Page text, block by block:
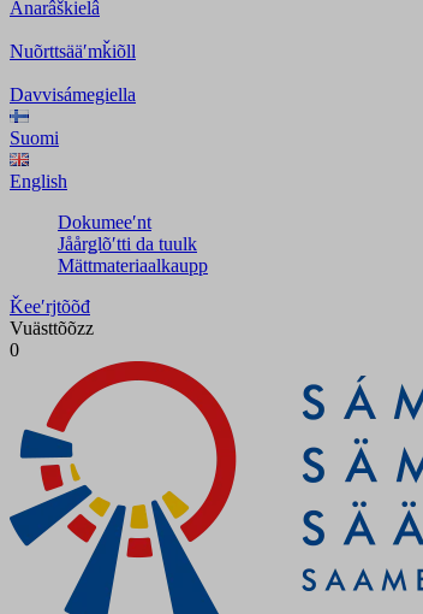
Anarâškielâ
Nuõrttsääʹmǩiõll
Davvisámegiella
Suomi
English
Dokumeeʹnt
Jåårǥlõʹtti da tuulk
Mättmateriaalkaupp
Ǩeeʹrjtõõđ
Vuästtõõzz
0